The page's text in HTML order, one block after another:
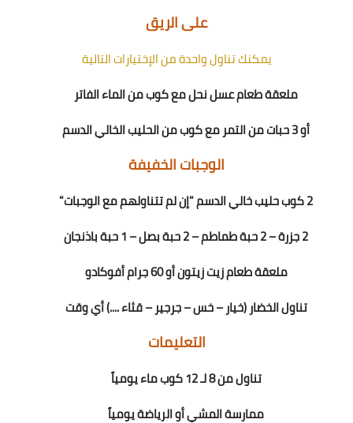
على الريق
يمكنك تناول واحدة من الإختيارات التالية
ملعقة طعام عسل نحل مع كوب من الماء الفاتر
أو 3 حبات من التمر مع كوب من الحليب الخالي الدسم
الوجبات الخفيفة
2 كوب حليب خالي الدسم "إن لم تتناولهم مع الوجبات"
2 جزرة – 2 حبة طماطم – 2 حبة بصل – 1 حبة باذنجان
ملعقة طعام زيت زيتون أو 60 جرام أفوكادو
تناول الخضار (خيار – خس – جرجير – قثاء ....) أي وقت
التعليمات
تناول من 8 لـ 12 كوب ماء يومياً
ممارسة المشي أو الرياضة يومياً